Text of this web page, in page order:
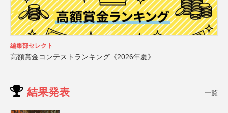
編集部セレクト
高額賞金コンテストランキング《2026年夏》
結果発表 一覧